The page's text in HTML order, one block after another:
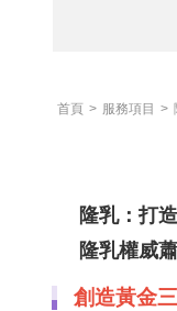
首頁 > 服務項目 >
隆乳：打
隆乳權威
創造黃金